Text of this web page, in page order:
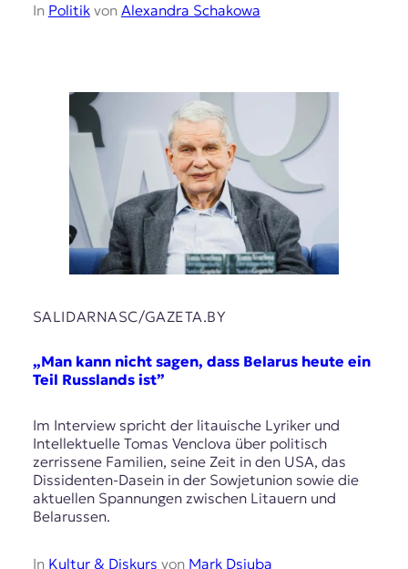
In Politikvon Alexandra Schakowa
SALIDARNASC/GAZETA.BY
„Man kann nicht sagen, dass Belarus heute ein
Teil Russlands ist”
Im Interview spricht der litauische Lyriker und
Intellektuelle Tomas Venclova über politisch
zerrissene Familien, seine Zeit in den USA, das
Dissidenten-Dasein in der Sowjetunion sowie die
aktuellen Spannungen zwischen Litauern und
Belarussen.
In Kultur & Diskurs von Mark Dsjuba